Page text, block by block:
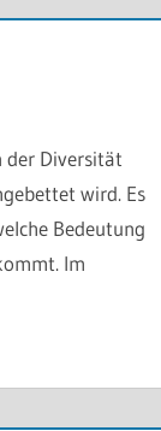
der Diversität
wird. Es
Bedeutung
Im